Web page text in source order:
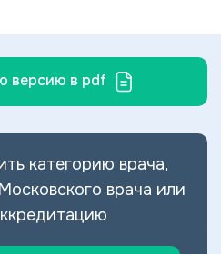
версию в pdf
категорию врача,
врача или